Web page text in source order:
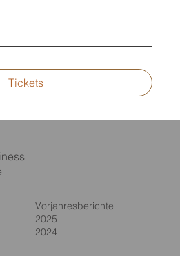
Tickets
Vorjahresberichte
2025
2024